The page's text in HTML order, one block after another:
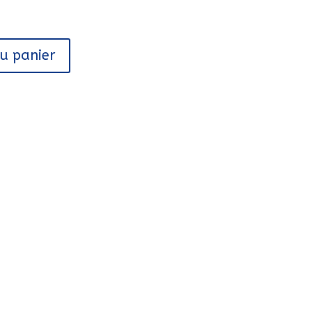
panier